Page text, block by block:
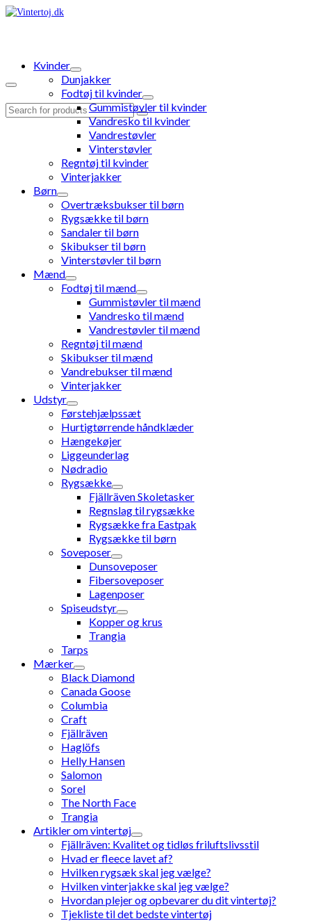
Search
Kvinder
Dunjakker
Fodtøj til kvinder
Gummistøvler til kvinder
Vandresko til kvinder
Vandrestøvler
Vinterstøvler
Regntøj til kvinder
Vinterjakker
Børn
Overtræksbukser til børn
Rygsække til børn
Sandaler til børn
Skibukser til børn
Vinterstøvler til børn
Mænd
Fodtøj til mænd
Gummistøvler til mænd
Vandresko til mænd
Vandrestøvler til mænd
Regntøj til mænd
Skibukser til mænd
Vandrebukser til mænd
Vinterjakker
Udstyr
Førstehjælpssæt
Hurtigtørrende håndklæder
Hængekøjer
Liggeunderlag
Nødradio
Rygsække
Fjällräven Skoletasker
Regnslag til rygsække
Rygsække fra Eastpak
Rygsække til børn
Soveposer
Dunsoveposer
Fibersoveposer
Lagenposer
Spiseudstyr
Kopper og krus
Trangia
Tarps
Mærker
Black Diamond
Canada Goose
Columbia
Craft
Fjällräven
Haglöfs
Helly Hansen
Salomon
Sorel
The North Face
Trangia
Artikler om vintertøj
Fjällräven: Kvalitet og tidløs friluftslivsstil
Hvad er fleece lavet af?
Hvilken rygsæk skal jeg vælge?
Hvilken vinterjakke skal jeg vælge?
Hvordan plejer og opbevarer du dit vintertøj?
Tjekliste til det bedste vintertøj